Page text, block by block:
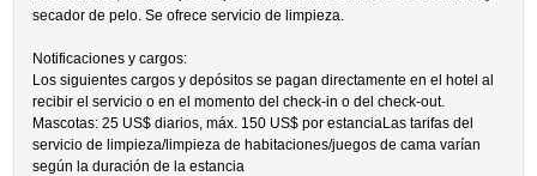
secador de pelo. Se ofrece servicio de limpieza.
Notificaciones y cargos:
Los siguientes cargos y depósitos se pagan directamente en el hotel al
recibir el servicio o en el momento del check-in o del check-out.
Mascotas: 25 US$ diarios, máx. 150 US$ por estanciaLas tarifas del
servicio de limpieza/limpieza de habitaciones/juegos de cama varían
según la duración de la estancia